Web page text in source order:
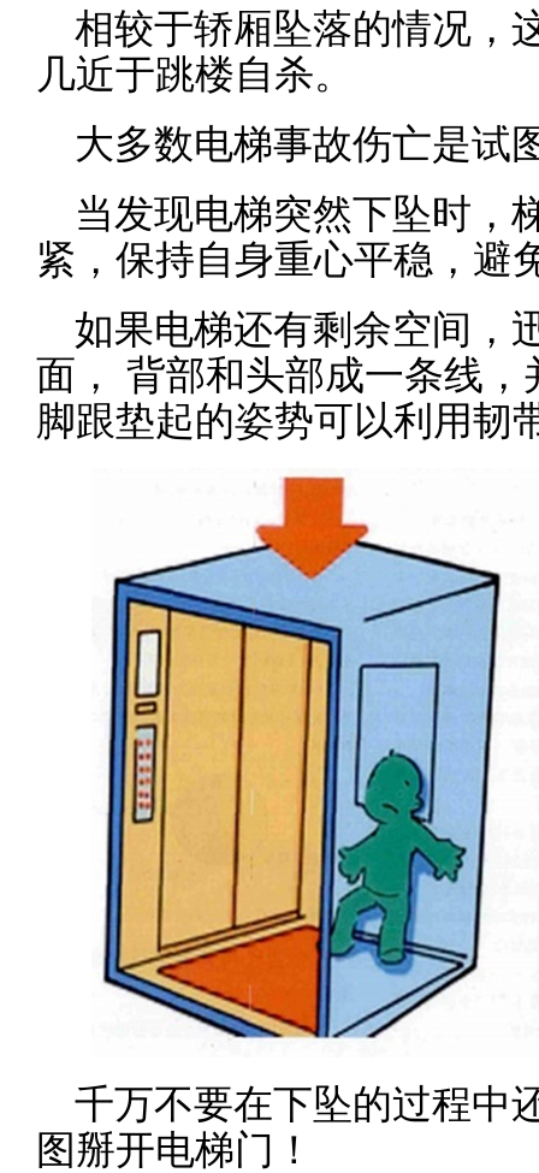
相较于轿厢坠落的情况，
几近于跳楼自杀。
大多数电梯事故伤亡是试
当发现电梯突然下坠时，
紧，保持自身重心平稳，避
如果电梯还有剩余空间，
面， 背部和头部成一条线
脚跟垫起的姿势可以利用韧
千万不要在下坠的过程中
图掰开电梯门！